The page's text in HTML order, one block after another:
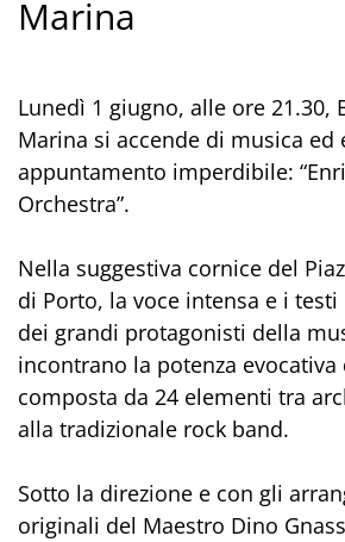
Marina
Lunedì 1 giugno, alle ore 21.30,
Marina si accende di musica ed
appuntamento imperdibile:
Orchestra”.
Nella suggestiva cornice del
di Porto, la voce intensa e i
dei grandi protagonisti della
incontrano la potenza evocativa
composta da 24 elementi tra
alla tradizionale rock band.
Sotto la direzione e con gli
originali del Maestro Dino